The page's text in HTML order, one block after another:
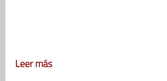
Leer más